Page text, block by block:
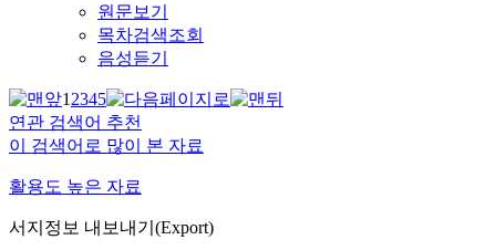
원문보기
목차검색조회
음성듣기
12345
연관 검색어 추천
이 검색어로 많이 본 자료
활용도 높은 자료
서지정보 내보내기(Export)